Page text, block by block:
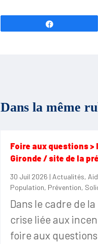
Dans la même
Foire aux questions >
Gironde / site de la
30 Juil 2026 | Actualités,
Population, Prévention,
Dans le cadre de
crise liée aux
foire aux questions